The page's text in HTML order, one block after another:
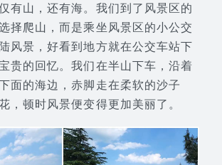
有山，还有海。我们到了风景区的
择爬山，而是乘坐风景区的小公交
风景，好看到地方就在公交车站下
贵的回忆。我们在半山下车，沿着
面的海边，赤脚走在柔软的沙子
，顿时风景便变得更加美丽了。